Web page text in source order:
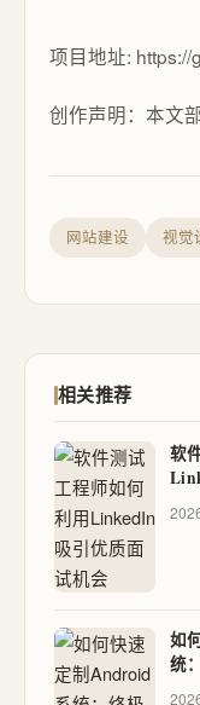
项目地址: https://
创作声明：本文
网站建设 视觉
相关推荐
软
如
统